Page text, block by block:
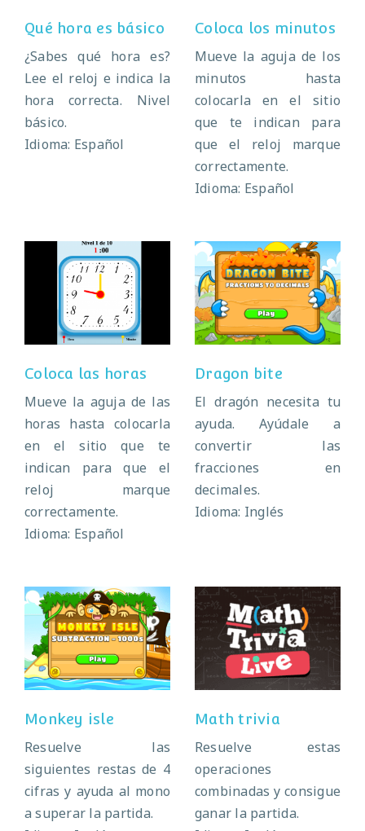
Qué hora es básico
¿Sabes qué hora es?
Lee el reloj e indica la
hora correcta. Nivel
básico.
Idioma: Español
Coloca los minutos
Mueve la aguja de los
minutos hasta
colocarla en el sitio
que te indican para
que el reloj marque
correctamente.
Idioma: Español
Coloca las horas
Coloca las horas
Mueve la aguja de las
horas hasta colocarla
en el sitio que te
indican para que el
reloj marque
correctamente.
Idioma: Español
Dragon bite
Dragon bite
El dragón necesita tu
ayuda. Ayúdale a
convertir las
fracciones en
decimales.
Idioma: Inglés
Monkey isle
Monkey isle
Resuelve las
siguientes restas de 4
cifras y ayuda al mono
a superar la partida.
Math trivia
Math trivia
Resuelve estas
operaciones
combinadas y consigue
ganar la partida.